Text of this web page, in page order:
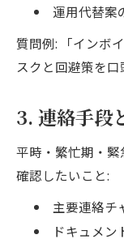
運用代替案
質問例: 「インボ
スクと回避策を口
3. 連絡手段
平時・繁忙期・緊
確認したいこと:
主要連絡チ
ドキュメン